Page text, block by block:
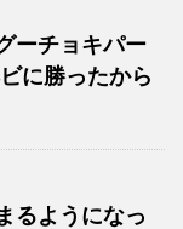
ーチョキパー
に勝ったから
るようになっ